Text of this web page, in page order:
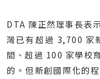
DTA 陳正然理事長表
灣已有超過 3,700 家
間、超過 100 家學校
的。但新創國際化的